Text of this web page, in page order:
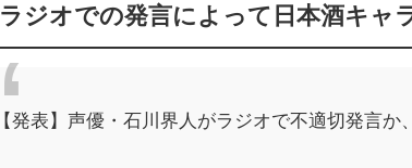
ラジオでの発言によって日本酒キャ
【発表】声優・石川界人がラジオで不適切発言か